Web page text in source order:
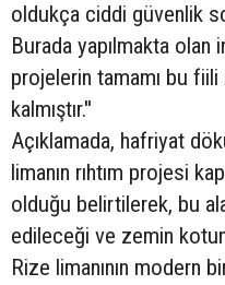
oldukça ciddi güvenlik
Burada yapılmakta olan
projelerin tamamı bu fiili
kalmıştır.''
Açıklamada, hafriyat
limanın rıhtım projesi
olduğu belirtilerek, bu
edileceği ve zemin
Rize limanının modern